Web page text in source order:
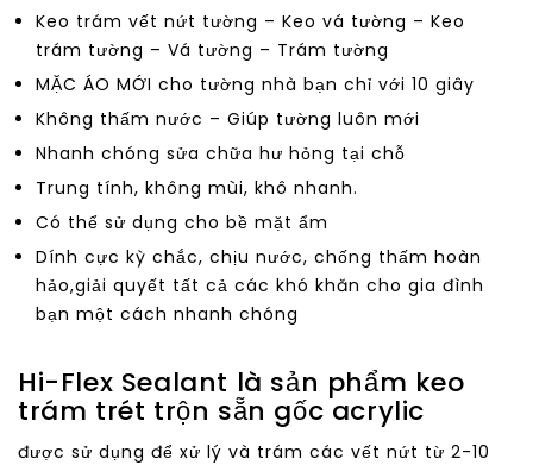
Keo trám vết nứt tường – Keo vá tường – Keo
trám tường – Vá tường – Trám tường
MẶC ÁO MỚI cho tường nhà bạn chỉ với 10 giây
Không thấm nước – Giúp tường luôn mới
Nhanh chóng sửa chữa hư hỏng tại chỗ
Trung tính, không mùi, khô nhanh.
Có thể sử dụng cho bề mặt ẩm
Dính cực kỳ chắc, chịu nước, chống thấm hoàn
hảo,giải quyết tất cả các khó khăn cho gia đình
bạn một cách nhanh chóng
Hi-Flex Sealant là sản phẩm keo
trám trét trộn sẵn gốc acrylic
được sử dụng để xử lý và trám các vết nứt từ 2-10